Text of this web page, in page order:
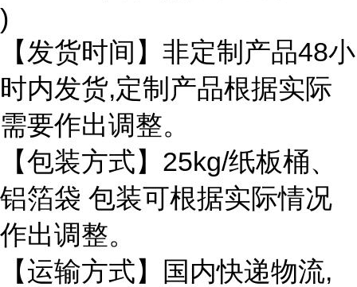
)
【发货时间】非定制产品48小
时内发货,定制产品根据实际
需要作出调整。
【包装方式】25kg/纸板桶、
铝箔袋 包装可根据实际情况
作出调整。
【运输方式】国内快递物流,